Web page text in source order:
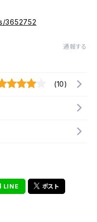
3652752
通報する
(10)
LINE ポスト